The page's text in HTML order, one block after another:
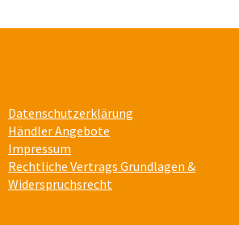
Datenschutzerklärung
Händler Angebote
Impressum
Rechtliche Vertrags Grundlagen &
Widerspruchsrecht